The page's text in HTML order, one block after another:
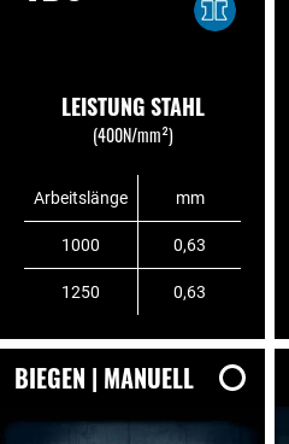
LEISTUNG STAHL
(400N/mm²)
Arbeitslänge mm
1000 0,63
1250 0,63
BIEGEN | MANUELL